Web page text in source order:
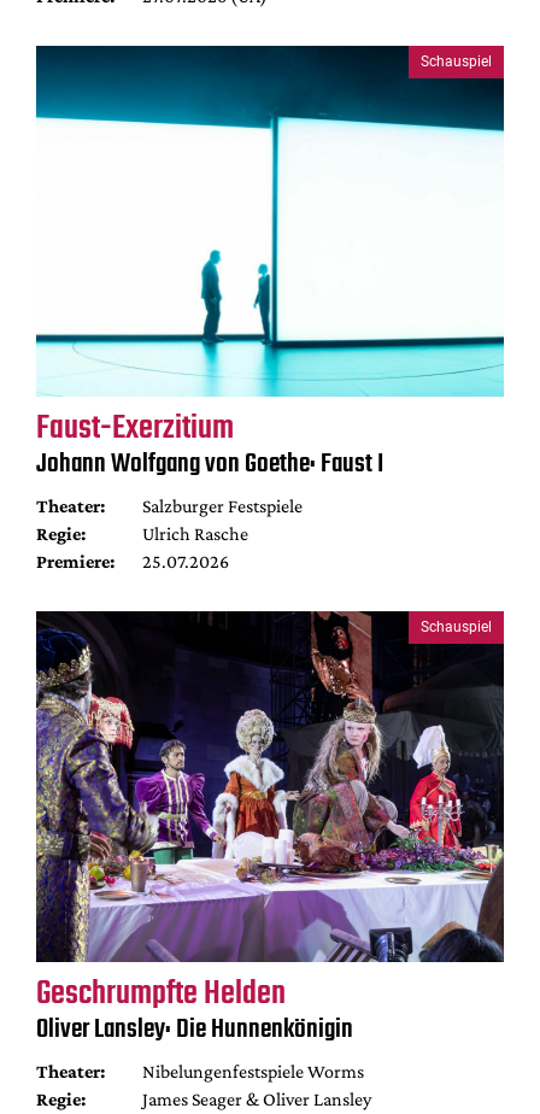
Schauspiel
Faust-Exerzitium
Johann Wolfgang von Goethe: Faust I
Theater:
Salzburger Festspiele
Regie:
Ulrich Rasche
Premiere:
25.07.2026
Schauspiel
Geschrumpfte Helden
Oliver Lansley: Die Hunnenkönigin
Theater:
Nibelungenfestspiele Worms
Regie:
James Seager & Oliver Lansley